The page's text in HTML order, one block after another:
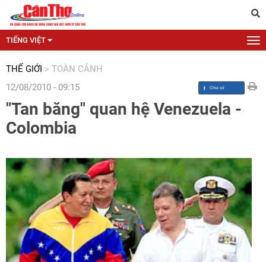
TIẾNG VIỆT
THẾ GIỚI > TOÀN CẢNH
12/08/2010 - 09:15
"Tan băng" quan hệ Venezuela -
Colombia